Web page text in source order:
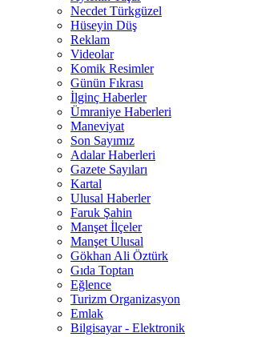
Necdet Türkgüzel
Hüseyin Düş
Reklam
Videolar
Komik Resimler
Günün Fıkrası
İlginç Haberler
Ümraniye Haberleri
Maneviyat
Son Sayımız
Adalar Haberleri
Gazete Sayıları
Kartal
Ulusal Haberler
Faruk Şahin
Manşet İlçeler
Manşet Ulusal
Gökhan Ali Öztürk
Gıda Toptan
Eğlence
Turizm Organizasyon
Emlak
Bilgisayar - Elektronik